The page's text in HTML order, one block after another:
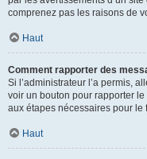
comprenez pas les raisons de
Haut
Comment rapporter des
Si l’administrateur l’a permis,
voir un bouton pour rapporter
aux étapes nécessaires pour le
Haut